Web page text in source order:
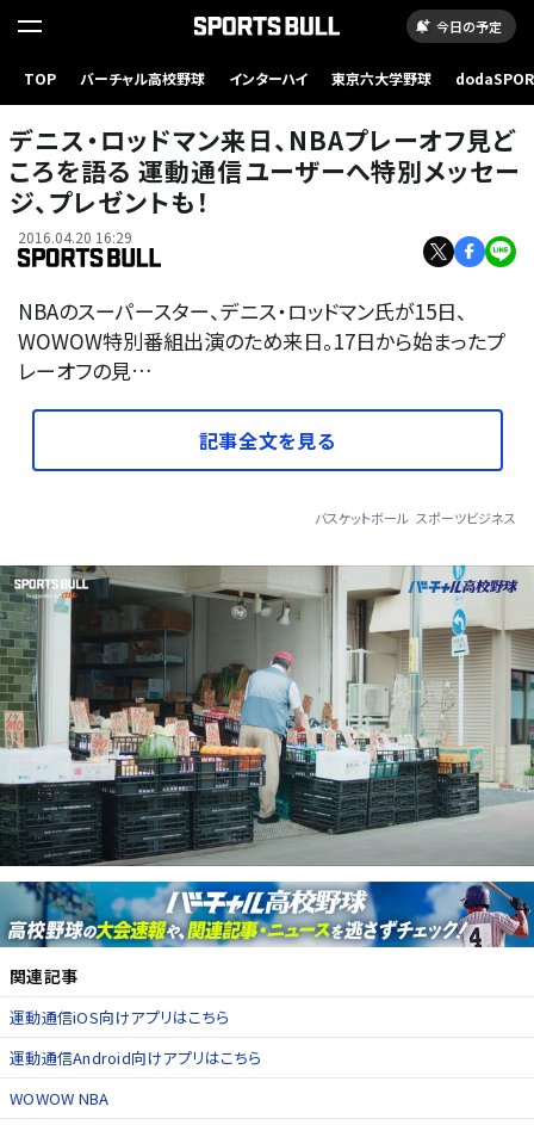
今日の予定
TOP バーチャル高校野球 インターハイ 東京六大学野球
デニス・ロッドマン来日、NBAプレーオフ見ど
ころを語る 運動通信ユーザーへ特別メッセー
ジ、プレゼントも！
2016.04.20 16:29
NBAのスーパースター、デニス・ロッドマン氏が15日、
WOWOW特別番組出演のため来日。17日から始まったプ
レーオフの見…
記事全文を見る
バスケットボール スポーツビジネス
関連記事
運動通信iOS向けアプリはこちら
運動通信Android向けアプリはこちら
WOWOW NBA